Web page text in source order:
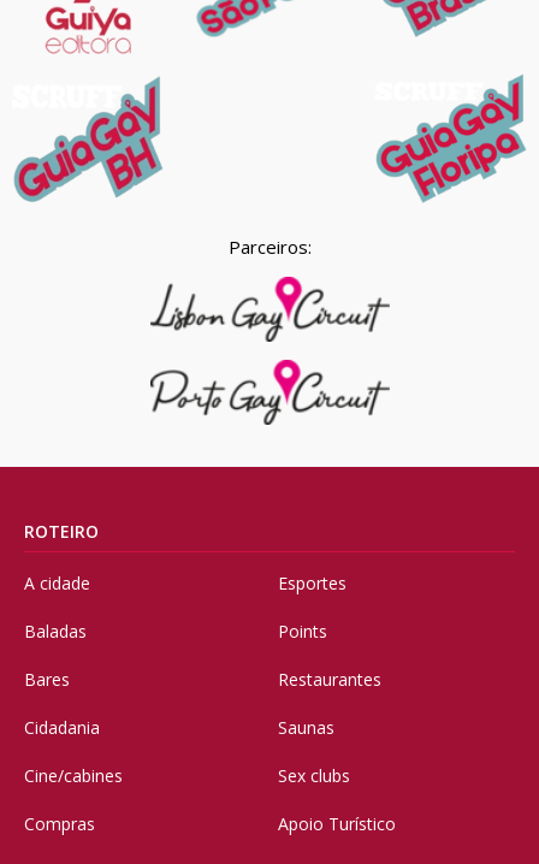
Parceiros:
ROTEIRO
A cidade
Baladas
Bares
Cidadania
Cine/cabines
Compras
Esportes
Points
Restaurantes
Saunas
Sex clubs
Apoio Turístico